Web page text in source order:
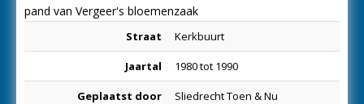
pand van Vergeer's bloemenzaak
Straat Kerkbuurt
Jaartal 1980 tot 1990
Geplaatst door Sliedrecht Toen & Nu